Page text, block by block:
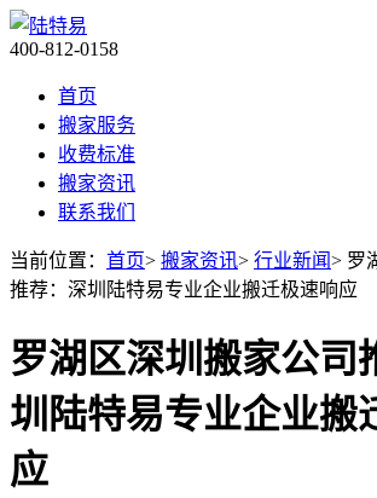
400-812-0158
首页
搬家服务
收费标准
搬家资讯
联系我们
当前位置： 首页> 搬家资讯> 行业新闻> 罗
推荐：深圳陆特易专业企业搬迁极速响应
罗湖区深圳搬家公司
圳陆特易专业企业搬
应